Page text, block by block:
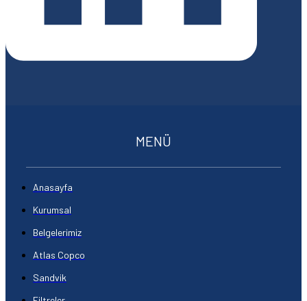
MENÜ
Anasayfa
Kurumsal
Belgelerimiz
Atlas Copco
Sandvik